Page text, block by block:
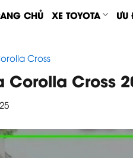
CHỦ XE TOYOTA ƯU
Cross
Corolla Cross